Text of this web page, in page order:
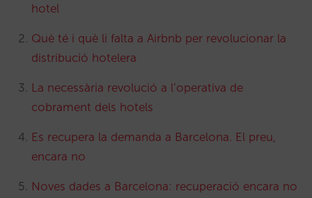
hotel
Què té i què li falta a Airbnb per revolucionar la
distribució hotelera
La necessària revolució a l’operativa de
cobrament dels hotels
Es recupera la demanda a Barcelona. El preu,
encara no
Noves dades a Barcelona: recuperació encara no